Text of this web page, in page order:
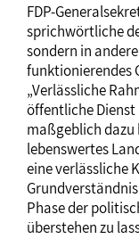
FDP-
sprichwörtliche
sondern in
funktionierendes
„Verlässliche
öffentliche
maßgeblich dazu
lebenswertes
eine verlässliche
Phase der
überstehen zu